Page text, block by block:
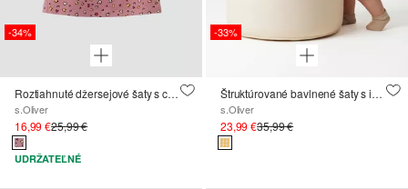
-34%
Roztiahnuté džersejové šaty s celoplošnou potlačou
s.Oliver
16,99 €25,99 €
UDRŽATEĽNÉ
-33%
Štruktúrované bavlnené šaty s integrovaným telom a gombíkovou légou
s.Oliver
23,99 €35,99 €